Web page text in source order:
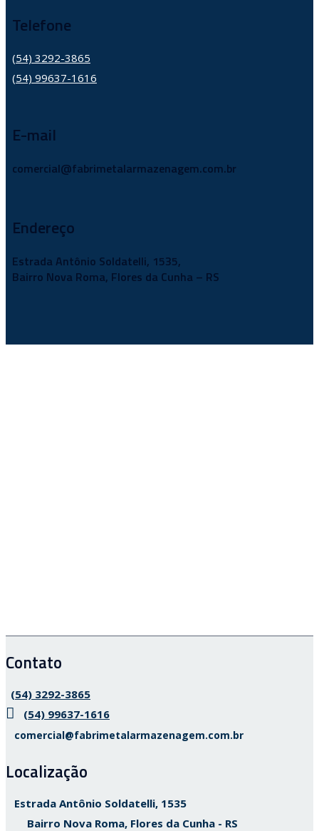
Telefone
(54) 3292-3865
(54) 99637-1616
E-mail
comercial@fabrimetalarmazenagem.com.br
Endereço
Estrada Antônio Soldatelli, 1535,
Bairro Nova Roma, Flores da Cunha – RS
Contato
(54) 3292-3865
(54) 99637-1616
comercial@fabrimetalarmazenagem.com.br
Localização
Estrada Antônio Soldatelli, 1535
Bairro Nova Roma, Flores da Cunha - RS